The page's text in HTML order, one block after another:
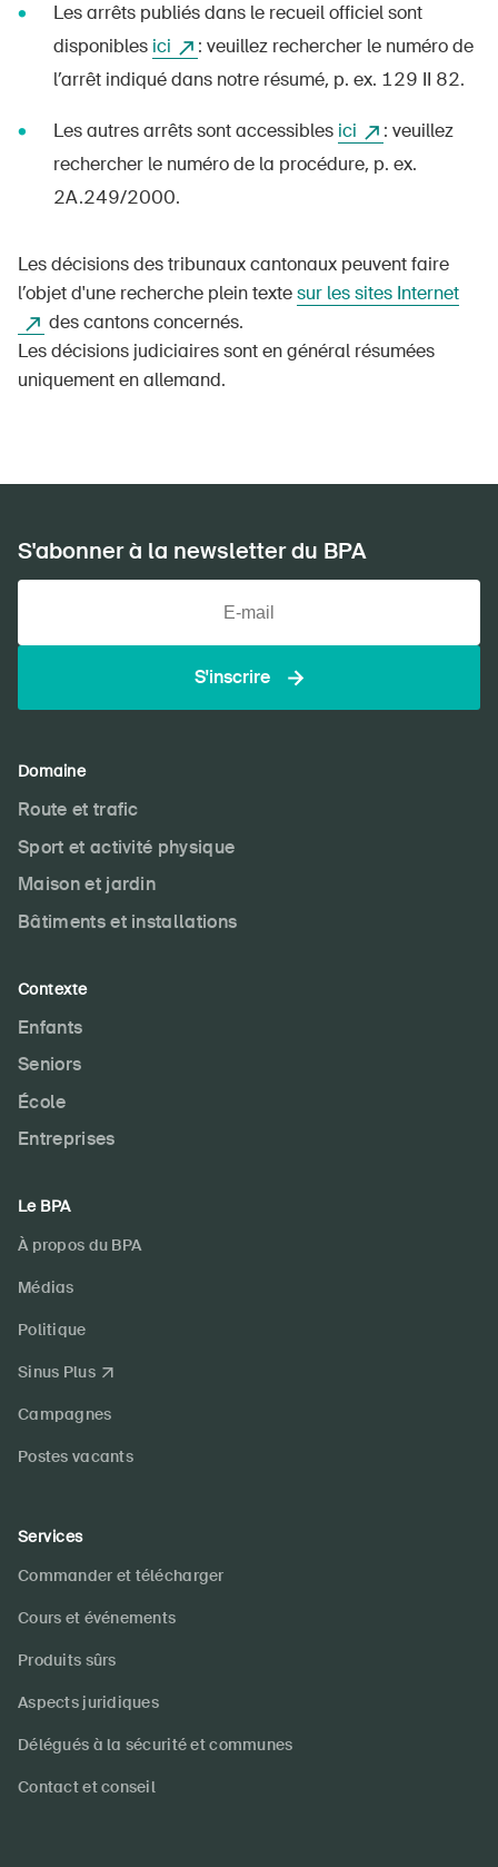
Page d'accueil
S'abonner à la newsletter
Les arrêts publiés dans le recueil officiel sont
disponibles ici
: veuillez rechercher le numéro de
l’arrêt indiqué dans notre résumé, p. ex. 129 II 82.
Les autres arrêts sont accessibles ici
: veuillez
rechercher le numéro de la procédure, p. ex.
2A.249/2000.
Les décisions des tribunaux cantonaux peuvent faire
l’objet d'une recherche plein textesur les sites Internet
des cantons concernés.
Les décisions judiciaires sont en général résumées
uniquement en allemand.
S'abonner à la newsletter du BPA
S'inscrire
Domaine
Route et trafic
Sport et activité physique
Maison et jardin
Bâtiments et installations
Contexte
Enfants
Seniors
École
Entreprises
Le BPA
À propos du BPA
Médias
Politique
Sinus Plus
Campagnes
Postes vacants
Services
Commander et télécharger
Cours et événements
Produits sûrs
Aspects juridiques
Délégués à la sécurité et communes
Contact et conseil